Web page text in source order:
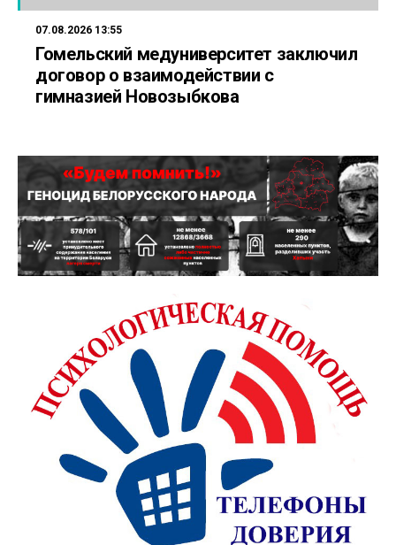
07.08.2026 13:55
Гомельский медуниверситет заключил
договор о взаимодействии с
гимназией Новозыбкова